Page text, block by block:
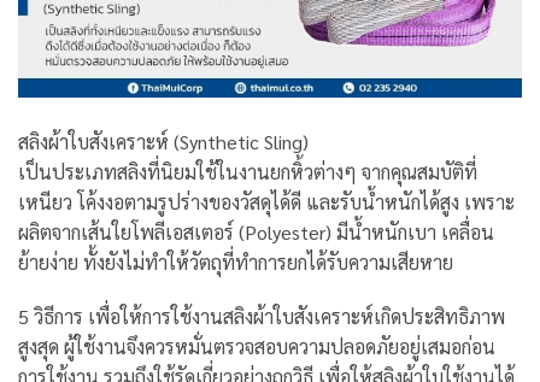
สลิงผ้าใบสังเคราะห์ (Synthetic Sling)
เป็นประเภทสลิงที่นิยมใช้ในงานยกหิ้วต่างๆ จากคุณสมบัติที่
เหนียว โค้งงอตามรูปร่างของวัสดุได้ดี และรับน้ำหนักได้สูง เพราะ
ผลิตจากเส้นใยโพลีเอสเตอร์ (Polyester) มีน้ำหนักเบา เคลื่อน
ย้ายง่าย ทั้งยังไม่ทำให้วัตถุที่ทำการยกได้รับความเสียหาย
5 วิธีการ เพื่อให้การใช้งานสลิงผ้าใบสังเคราะห์เกิดประสิทธิภาพ
สูงสุด ผู้ใช้งานจึงควรหมั่นตรวจสอบความปลอดภัยอยู่เสมอก่อน